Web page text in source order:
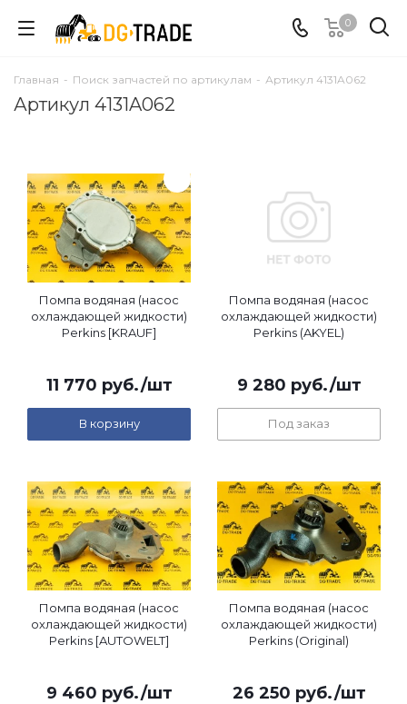
0
Главная - Поиск запчастей по артикулам - Артикул 4131A062
Артикул 4131A062
Помпа водяная (насос
охлаждающей жидкости)
Perkins [KRAUF]
11 770 руб./шт
В корзину
Помпа водяная (насос
охлаждающей жидкости)
Perkins (AKYEL)
9 280 руб./шт
Под заказ
Помпа водяная (насос
охлаждающей жидкости)
Perkins [AUTOWELT]
9 460 руб./шт
Помпа водяная (насос
охлаждающей жидкости)
Perkins (Original)
26 250 руб./шт